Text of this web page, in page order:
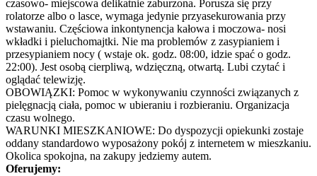
czasowo- miejscowa delikatnie zaburzona. Porusza się przy
rolatorze albo o lasce, wymaga jedynie przyasekurowania przy
wstawaniu. Częściowa inkontynencja kałowa i moczowa- nosi
wkładki i pieluchomajtki. Nie ma problemów z zasypianiem i
przesypianiem nocy ( wstaje ok. godz. 08:00, idzie spać o godz.
22:00). Jest osobą cierpliwą, wdzięczną, otwartą. Lubi czytać i
oglądać telewizję.
OBOWIĄZKI: Pomoc w wykonywaniu czynności związanych z
pielęgnacją ciała, pomoc w ubieraniu i rozbieraniu. Organizacja
czasu wolnego.
WARUNKI MIESZKANIOWE: Do dyspozycji opiekunki zostaje
oddany standardowo wyposażony pokój z internetem w mieszkaniu.
Okolica spokojna, na zakupy jedziemy autem.
Oferujemy: